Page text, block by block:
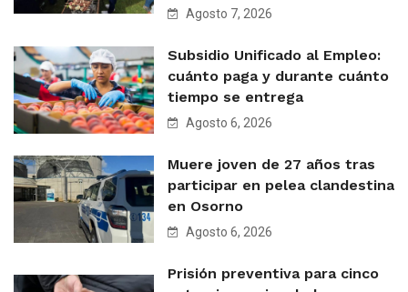
Agosto 7, 2026
Subsidio Unificado al Empleo:
cuánto paga y durante cuánto
tiempo se entrega
Agosto 6, 2026
Muere joven de 27 años tras
participar en pelea clandestina
en Osorno
Agosto 6, 2026
Prisión preventiva para cinco